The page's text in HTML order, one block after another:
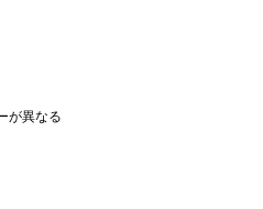
が異なる